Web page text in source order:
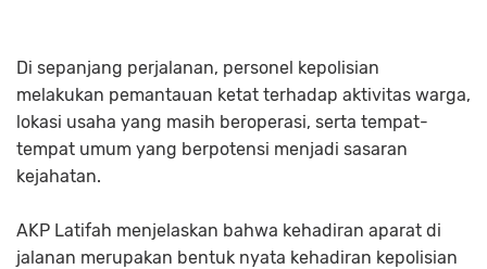
Di sepanjang perjalanan, personel kepolisian
melakukan pemantauan ketat terhadap aktivitas warga,
lokasi usaha yang masih beroperasi, serta tempat-
tempat umum yang berpotensi menjadi sasaran
kejahatan.
AKP Latifah menjelaskan bahwa kehadiran aparat di
jalanan merupakan bentuk nyata kehadiran kepolisian